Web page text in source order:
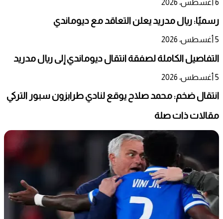
6 أغسطس، 2026
رسميًا: ريال مدريد يعلن التعاقد مع ديوماندي
5 أغسطس، 2026
التفاصيل الكاملة لصفقة انتقال ديوماندي إلى ريال مدريد
5 أغسطس، 2026
انتقال ضخم: محمد صلاح يوقع لنادي طرابزون سبور التركي
مقالات ذات صلة